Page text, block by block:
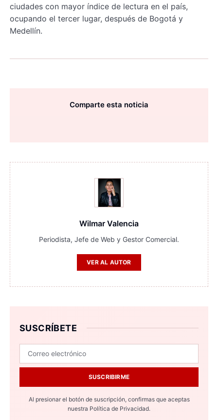
ciudades con mayor índice de lectura en el país,
ocupando el tercer lugar, después de Bogotá y
Medellín.
Comparte esta noticia
Wilmar Valencia
Periodista, Jefe de Web y Gestor Comercial.
VER AL AUTOR
SUSCRÍBETE
SUSCRIBIRME
Al presionar el botón de suscripción, confirmas que aceptas
nuestra Política de Privacidad.